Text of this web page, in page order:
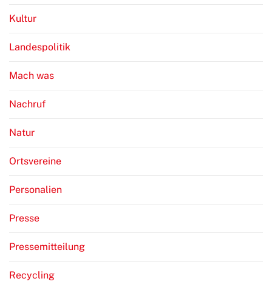
Kultur
Landespolitik
Mach was
Nachruf
Natur
Ortsvereine
Personalien
Presse
Pressemitteilung
Recycling